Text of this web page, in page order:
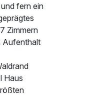
fern ein
Zimmern
Aufenthalt
Haus